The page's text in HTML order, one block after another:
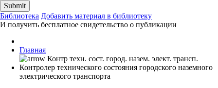
Библиотека Добавить материал в библиотеку
И получить бесплатное свидетельство о публикации
Главная
Контролер технического состояния городского наземного
электрического транспорта